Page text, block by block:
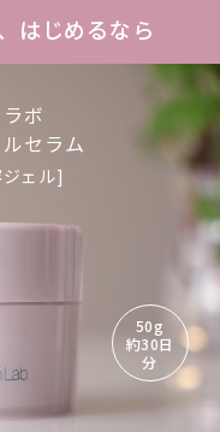
はじめるなら
ボ
セラム
ェル]
50g
約30日
分